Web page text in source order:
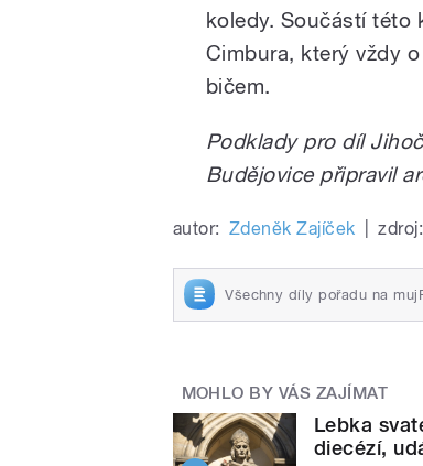
koledy. Součástí této
Cimbura, který vždy
bičem.
Podklady pro díl
Budějovice připravil
autor: Zdeněk Zajíček zdroj:
Všechny díly pořadu na
MOHLO BY VÁS ZAJÍMAT
Lebka
diecézí,